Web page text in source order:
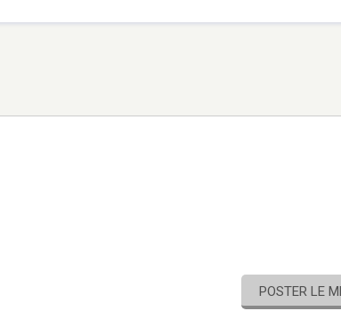
POSTER LE